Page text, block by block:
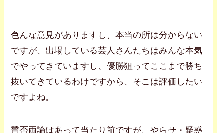
色んな意見がありますし、本当の所は分からない
ですが、出場している芸人さんたちはみんな本気
でやってきていますし、優勝狙ってここまで勝ち
抜いてきているわけですから、そこは評価したい
ですよね。
賛否両論はあって当たり前ですが、やらせ・疑惑